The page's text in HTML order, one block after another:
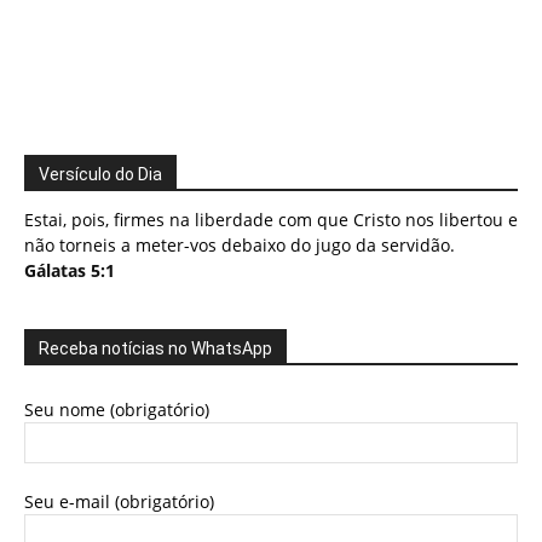
Versículo do Dia
Estai, pois, firmes na liberdade com que Cristo nos libertou e
não torneis a meter-vos debaixo do jugo da servidão.
Gálatas 5:1
Receba notícias no WhatsApp
Seu nome (obrigatório)
Seu e-mail (obrigatório)